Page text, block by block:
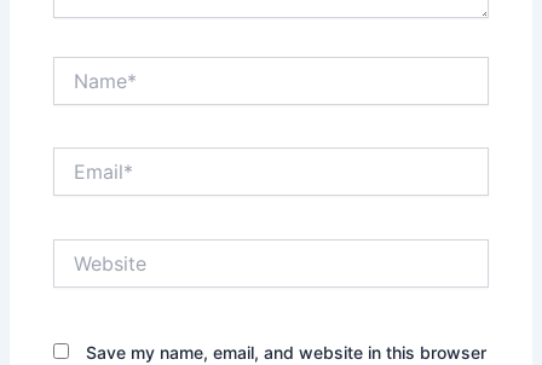
Save my name, email, and website in this browser